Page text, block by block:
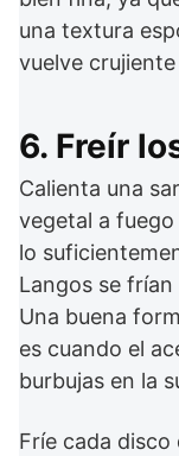
una textura
vuelve
6. Freír
Calienta una
vegetal a
lo
Langos se
Una buena
es cuando el
burbujas en la
Fríe cada disco